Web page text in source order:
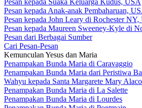
Pesan kepada Anak-anak Pembaharuan,
Pesan kepada John Leary di Rochester NY,
Pesan kepada Maureen Sweeney-Kyle di
Pesan dari Berbagai Sumber
Cari Pesan-Pesan
Kemunculan Yesus dan Maria
Penampakan Bunda Maria di Caravaggio
Penampakan Bunda Maria dari Peristiwa
Wahyu kepada Santa Margarete Mary
Penampakan Bunda Maria di La Salette
Penampakan Bunda Maria di Lourdes